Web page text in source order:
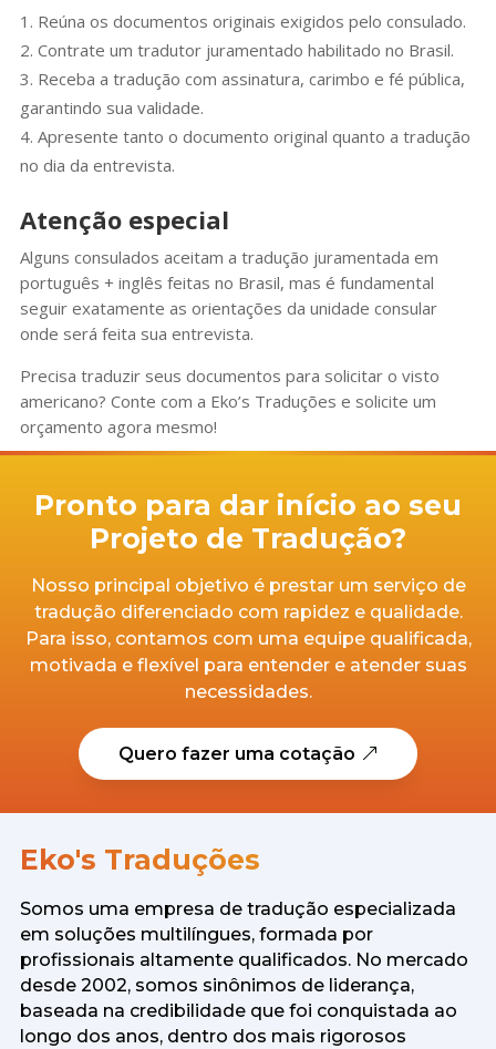
Reúna os documentos originais exigidos pelo consulado.
Contrate um tradutor juramentado habilitado no Brasil.
Receba a tradução com assinatura, carimbo e fé pública,
garantindo sua validade.
Apresente tanto o documento original quanto a tradução
no dia da entrevista.
Atenção especial
Alguns consulados aceitam a tradução juramentada em
português + inglês feitas no Brasil, mas é fundamental
seguir exatamente as orientações da unidade consular
onde será feita sua entrevista.
Precisa traduzir seus documentos para solicitar o visto
americano? Conte com a Eko’s Traduções e solicite um
orçamento agora mesmo!
Pronto para dar início ao seu
Projeto de Tradução?
Nosso principal objetivo é prestar um serviço de
tradução diferenciado com rapidez e qualidade.
Para isso, contamos com uma equipe qualificada,
motivada e flexível para entender e atender suas
necessidades.
Quero fazer uma cotação
Eko's Traduções
Somos uma empresa de tradução especializada
em soluções multilíngues, formada por
profissionais altamente qualificados. No mercado
desde 2002, somos sinônimos de liderança,
baseada na credibilidade que foi conquistada ao
longo dos anos, dentro dos mais rigorosos